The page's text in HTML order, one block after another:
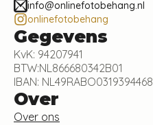
info@onlinefotobehang.nl
onlinefotobehang
Gegevens
KvK: 94207941
BTW:NL866680342B01
IBAN: NL49RABO0319394468
Over
Over ons